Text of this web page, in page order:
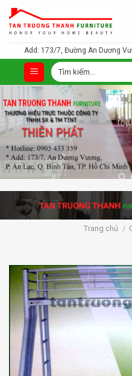
qua
nội
Add: 173/7, Đường An Dương
Tìm
kiếm:
Trang chủ /